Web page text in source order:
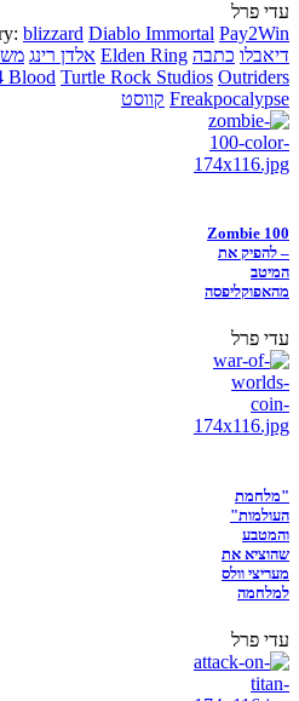
עדי פרל
blizzard Diablo Immortal Pay2Win
דיאבלו כתבה Elden Ring אלדן רינג
Blood Turtle Rock Studios Outriders
Freakpocalypse קווסט
Zombie 100
– להפיק את
המיטב
מהאפוקליפסה
עדי פרל
"מלחמת
העולמות"
והמטבע
שהוציא את
מעריצי וולס
למלחמה
עדי פרל